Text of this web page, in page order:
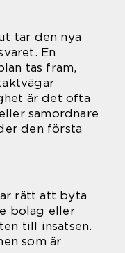
tar den nya
En
tas fram,
är det ofta
samordnare
den första
rätt att byta
bolag eller
till insatsen.
som är